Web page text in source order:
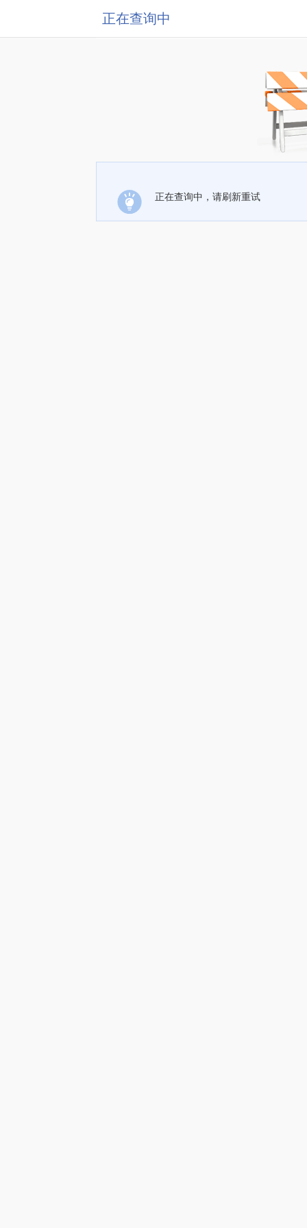
正在查询中
正在查询中，请刷新重试